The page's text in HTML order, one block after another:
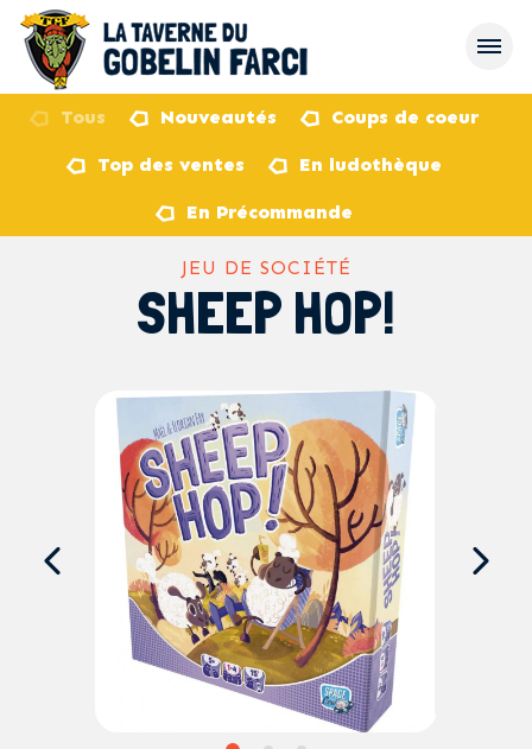
Tous Nouveautés Coups de coeur
Top des ventes En ludothèque
En Précommande
JEU DE SOCIÉTÉ
SHEEP HOP!